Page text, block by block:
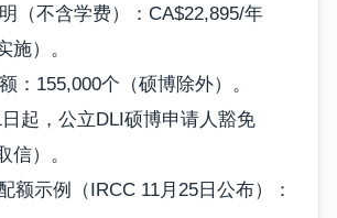
（不含学费）：CA$22,895/年
施）。
：155,000个（硕博除外）。
起，公立DLI硕博申请人豁免
信）。
额示例（IRCC 11月25日公布）：